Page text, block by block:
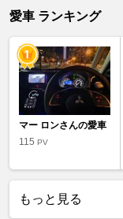
愛車 ランキング
マー ロンさんの愛車
115 PV
もっと見る